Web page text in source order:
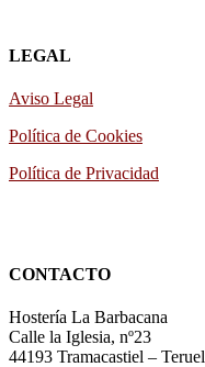
LEGAL
Aviso Legal
Política de Cookies
Política de Privacidad
CONTACTO
Hostería La Barbacana
Calle la Iglesia, nº23
44193 Tramacastiel – Teruel